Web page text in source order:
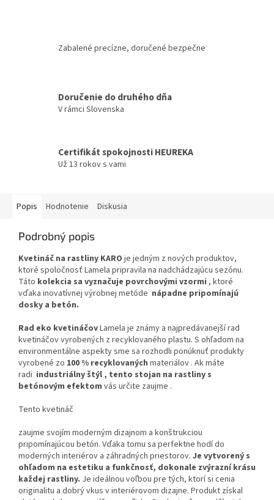
Zabalené precízne, doručené bezpečne
Doručenie do druhého dňa
V rámci Slovenska
Certifikát spokojnosti HEUREKA
Už 13 rokov s vami
Popis Hodnotenie Diskusia
Podrobný popis
Kvetináč na rastliny KARO je jedným z nových produktov,
ktoré spoločnosť Lamela pripravila na nadchádzajúcu sezónu.
Táto kolekcia sa vyznačuje povrchovými vzormi , ktoré
vďaka inovatívnej výrobnej metóde nápadne pripomínajú
dosky a betón.
Rad eko kvetináčovLamela je známy a najpredávanejší rad
kvetináčov vyrobených z recyklovaného plastu. S ohľadom na
environmentálne aspekty sme sa rozhodli ponúknuť produkty
vyrobené zo 100 % recyklovaných materiálov . Ak máte
radi industriálny štýl , tento stojan na rastliny s
betónovým efektom vás určite zaujme .
Tento kvetináč
zaujme svojím moderným dizajnom a konštrukciou
pripomínajúcou betón. Vďaka tomu sa perfektne hodí do
moderných interiérov a záhradných priestorov. Je vytvorený s
ohľadom na estetiku a funkčnosť, dokonale zvýrazní krásu
každej rastliny. Je ideálnou voľbou pre tých, ktorí si cenia
originalitu a dobrý vkus v interiérovom dizajne. Produkt získal